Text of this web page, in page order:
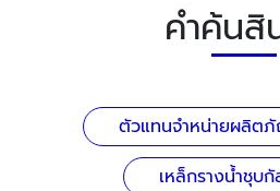
คำค้นสิ
ตัวแทนจำหน่ายผลิต
เหล็กรางน้ำชุบกั